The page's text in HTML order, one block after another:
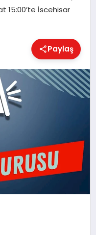
15:00’te İscehisar
Paylaş